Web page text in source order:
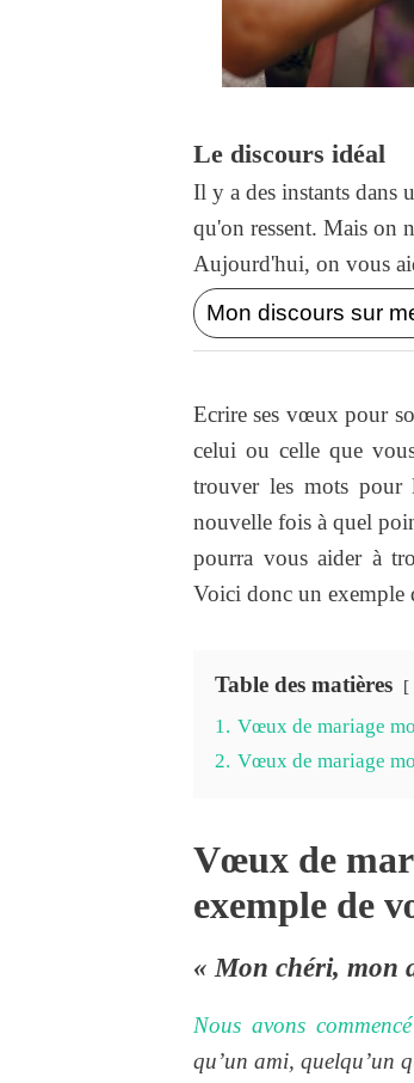
Le discours idéal
Il y a des instants dans
qu'on ressent. Mais on
Aujourd'hui, on vous
Mon discours sur
Ecrire ses vœux pour
celui ou celle que
trouver les mots pour
nouvelle fois à quel
pourra vous aider à
Voici donc un exemple
Table des matières
1. Vœux de mariage
2. Vœux de mariage
Vœux de
exemple de
« Mon chéri, mon
Nous avons
qu’un ami, quelqu’un